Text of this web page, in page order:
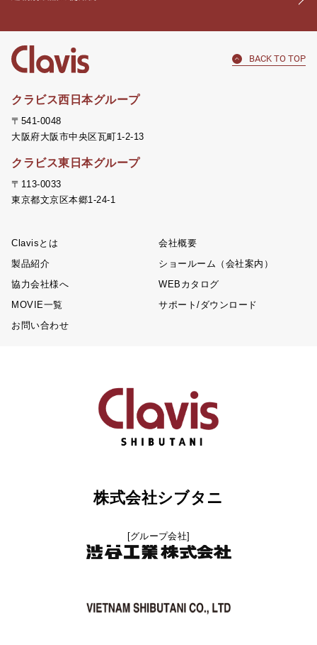
BACK TO TOP
クラビス西日本グループ
〒541-0048
大阪府大阪市中央区瓦町1-2-13
クラビス東日本グループ
〒113-0033
東京都文京区本郷1-24-1
Clavisとは
会社概要
製品紹介
ショールーム（会社案内）
協力会社様へ
WEBカタログ
MOVIE一覧
サポート/ダウンロード
お問い合わせ
株式会社シブタニ
[グループ会社]